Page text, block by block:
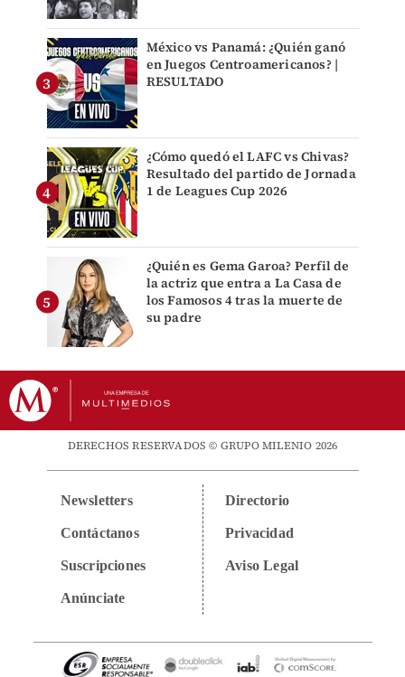
México vs Panamá: ¿Quién ganó
en Juegos Centroamericanos? |
RESULTADO
¿Cómo quedó el LAFC vs Chivas?
Resultado del partido de Jornada
1 de Leagues Cup 2026
¿Quién es Gema Garoa? Perfil de
la actriz que entra a La Casa de
los Famosos 4 tras la muerte de
su padre
DERECHOS RESERVADOS © GRUPO MILENIO 2026
Newsletters
Contáctanos
Suscripciones
Anúnciate
Directorio
Privacidad
Aviso Legal